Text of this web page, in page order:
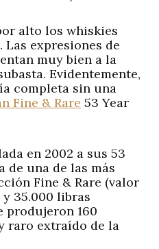
alto los whiskies
Las expresiones de
muy bien a la
Evidentemente,
completa sin una
Fine & Rare 53 Year
en 2002 a sus 53
de una de las más
Fine & Rare (valor
35.000 libras
produjeron 160
raro extraído de la